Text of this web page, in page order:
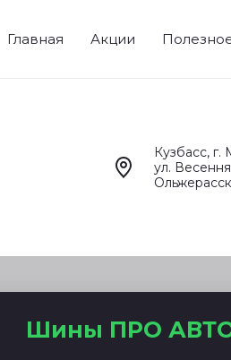
Главная Акции
Кузбасс,
ул.
Шины ПРО